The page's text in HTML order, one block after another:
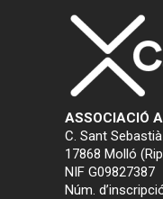
ASSOCIACIÓ
C. Sant
17868 Molló
NIF G09827387
Núm.